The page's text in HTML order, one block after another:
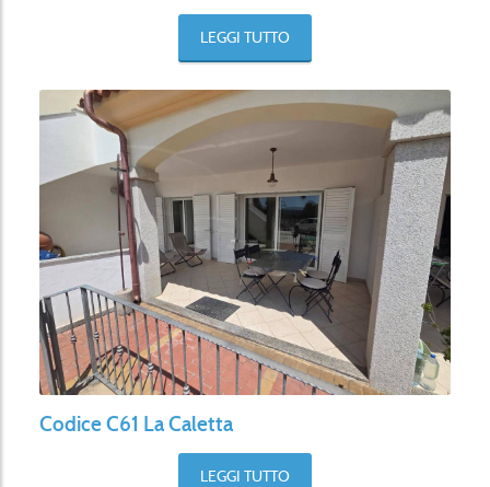
LEGGI TUTTO
Codice C61 La Caletta
LEGGI TUTTO